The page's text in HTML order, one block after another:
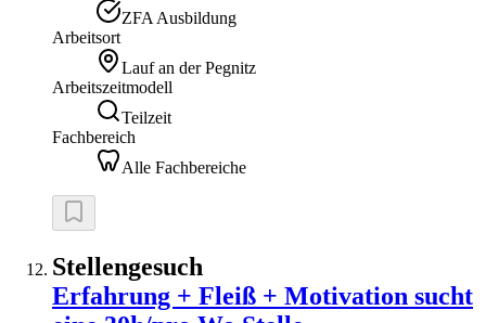
ZFA Ausbildung
Arbeitsort
Lauf an der Pegnitz
Arbeitszeitmodell
Teilzeit
Fachbereich
Alle Fachbereiche
Stellengesuch
Erfahrung + Fleiß + Motivation sucht